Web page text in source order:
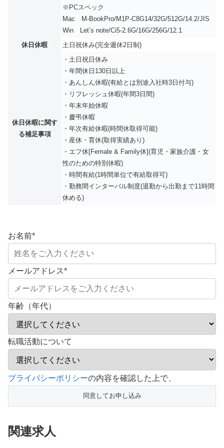
※PCスペック
Mac M-BookPro/M1P-C8G14/32G/512G/14.2/JIS
Win Let’s note/Ci5-2.6G/16G/256G/12.1
休日休暇
土日祝休み(完全週休2日制)
休日休暇に関す
る補足事項
・土日祝日休み
・年間休日130日以上
・あんしん休暇(有給とは別途入社時3日付与)
・リフレッシュ休暇(年間3日間)
・年末年始休暇
・慶弔休暇
・年次有給休暇(時間休取得可能)
・産休・育休(取得実績あり)
・エフ休[Female & Family休](育児・家族介護・女
性のための特別休暇)
・時間有給(1時間単位で有給取得可)
・勤務間インターバル制度(退勤から出勤まで11時間
休める)
お名前*
メールアドレス*
年齢（年代）
転職活動について
こ
フ
ー
プライバシーポリシーの内容を確認した上で、
関連求人